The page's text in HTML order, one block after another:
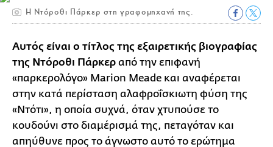
H Nτόροθι Πάρκερ στη γραφομηχανή της.
Αυτός είναι ο τίτλος της εξαιρετικής βιογραφίας
της Ντόροθι Πάρκερ από την επιφανή
«παρκερολόγο» Marion Meade και αναφέρεται
στην κατά περίσταση αλαφροΐσκιωτη φύση της
«Ντότι», η οποία συχνά, όταν χτυπούσε το
κουδούνι στο διαμέρισμά της, πεταγόταν και
απηύθυνε προς το άγνωστο αυτό το ερώτημα